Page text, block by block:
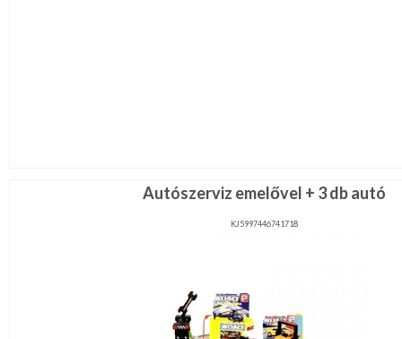
Autószerviz emelővel + 3 db autó
KJ5997446741718